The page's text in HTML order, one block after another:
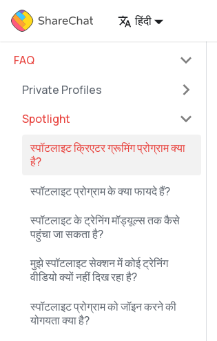
हिंदी
FAQ
Private Profiles
Spotlight
स्पॉटलाइट क्रिएटर ग्रूमिंग प्रोग्राम क्या
है?
स्पॉटलाइट प्रोग्राम के क्या फायदे हैं?
स्पॉटलाइट के ट्रेनिंग मॉड्यूल्स तक कैसे
पहुंचा जा सकता है?
मुझे स्पॉटलाइट सेक्शन में कोई ट्रेनिंग
वीडियो क्यों नहीं दिख रहा है?
स्पॉटलाइट प्रोग्राम को जॉइन करने की
योगयता क्या है?